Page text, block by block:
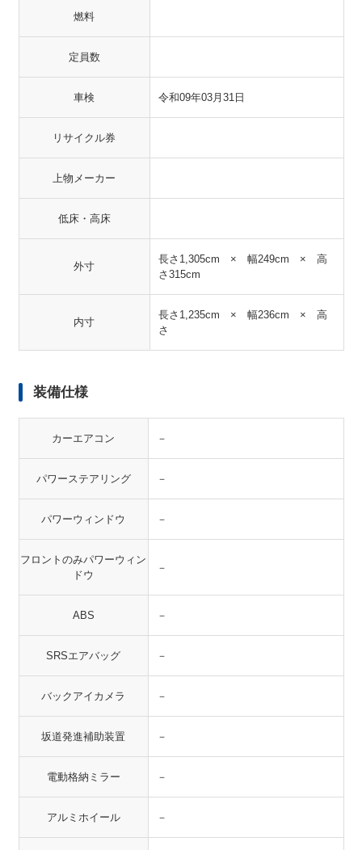
燃料
定員数
車検 令和09年03月31日
リサイクル券
上物メーカー
低床・高床
外寸
長さ1,305cm × 幅249cm × 高
さ315cm
内寸
長さ1,235cm × 幅236cm × 高
さ
装備仕様
カーエアコン －
パワーステアリング －
パワーウィンドウ －
フロントのみパワーウィン
ドウ
－
ABS －
SRSエアバッグ －
バックアイカメラ －
坂道発進補助装置 －
電動格納ミラー －
アルミホイール －